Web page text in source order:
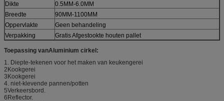
Dikte
0.5MM-6.0MM
Breedte
90MM-1100MM
Oppervlakte
Geen behandeling
Verpakking
Gratis Afgestookte houten pallet
Toepassing vanAluminium cirkel :
1. Diepte-tekenen voor het maken van keukengerei
2Kookgerei
3Kookgerei
4. niet-klevende pannen/potten
5Verkeersbord.
6Reflector.